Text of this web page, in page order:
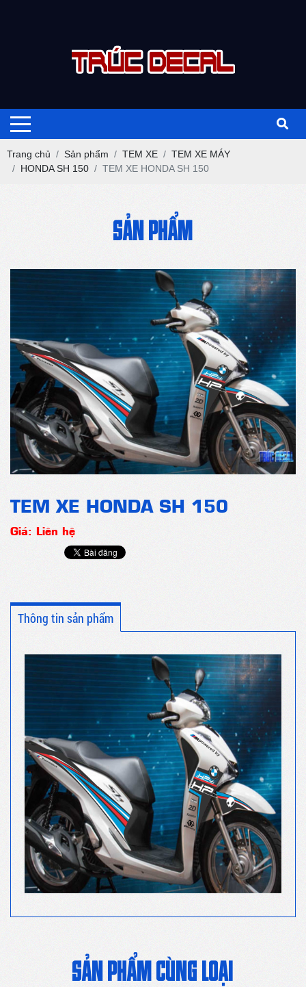
Trang chủ Sản phẩm TEM XE
TEM XE MÁY
HONDA SH 150
TEM XE HONDA SH 150
SẢN PHẨM
TEM XE HONDA SH 150
Giá: Liên hệ
Thông tin sản phẩm
SẢN PHẨM CÙNG LOẠI